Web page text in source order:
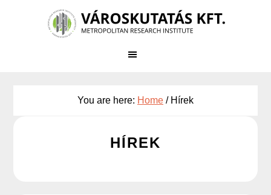
You are here: Home /Hírek
HÍREK